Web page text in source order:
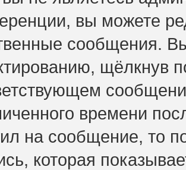
вы можете
сообщения.
щёлкнув
времени
на сообщение, то
которая